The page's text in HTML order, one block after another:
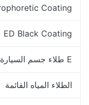
Coating
ED Black Coating
E طلاء جسم السيارة
الطلاء المياه القائمة